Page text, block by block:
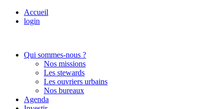
Accueil
login
Qui sommes-nous ?
Nos missions
Les stewards
Les ouvriers urbains
Nos bureaux
Agenda